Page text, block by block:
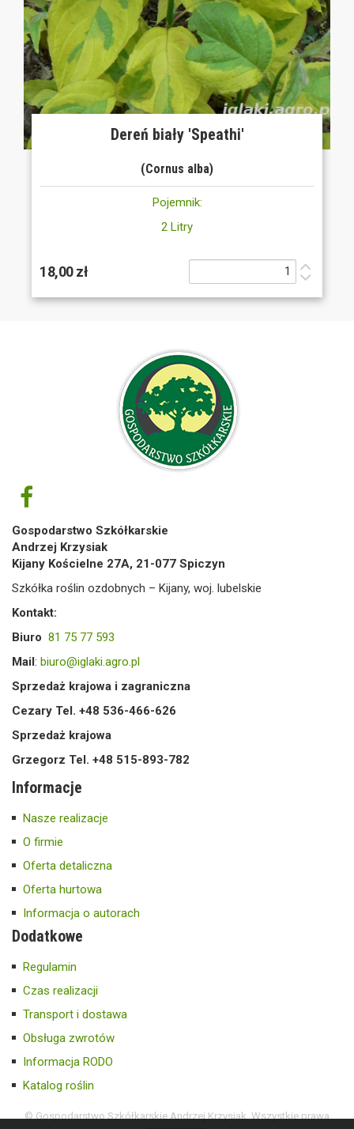
Dereń biały 'Speathi'
(Cornus alba)
Pojemnik:
2 Litry
18,00 zł
Gospodarstwo Szkółkarskie
Andrzej Krzysiak
Kijany Kościelne 27A, 21-077 Spiczyn
Szkółka roślin ozdobnych – Kijany, woj. lubelskie
Kontakt:
Biuro 81 75 77 593
Mail: biuro@iglaki.agro.pl
Sprzedaż krajowa i zagraniczna
Cezary Tel. +48 536-466-626
Sprzedaż krajowa
Grzegorz Tel. +48 515-893-782
Informacje
Nasze realizacje
O firmie
Oferta detaliczna
Oferta hurtowa
Informacja o autorach
Dodatkowe
Regulamin
Czas realizacji
Transport i dostawa
Obsługa zwrotów
Informacja RODO
Katalog roślin
© Gospodarstwo Szkółkarskie Andrzej Krzysiak. Wszystkie prawa